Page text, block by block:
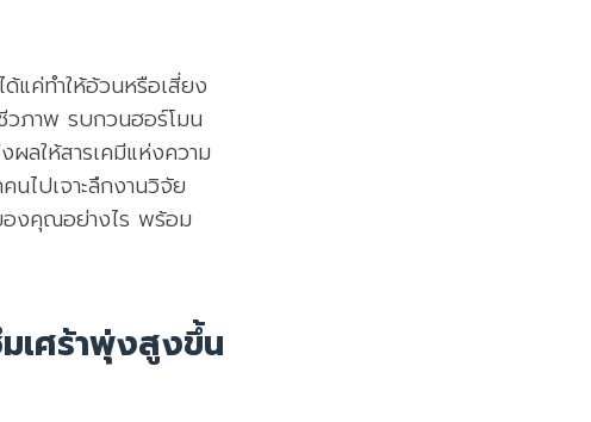
แค่ทำให้อ้วนหรือเสี่ยง
วภาพ รบกวนฮอร์โมน
ผลให้สารเคมีแห่งความ
ไปเจาะลึกงานวิจัย
องคุณอย่างไร พร้อม
เศร้าพุ่งสูงขึ้น